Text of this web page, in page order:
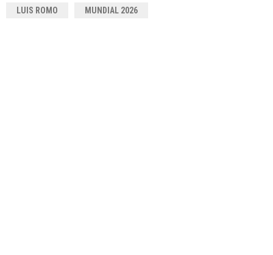
LUIS ROMO MUNDIAL 2026